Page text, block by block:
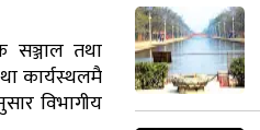
सञ्जाल तथा
कार्यस्थलमै
विभागीय